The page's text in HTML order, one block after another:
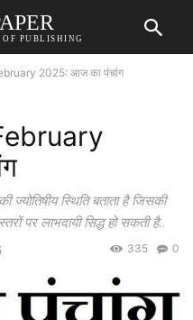
PUBLISHING
2025: आज का पंचांग
स्थिति बताता है जिसकी
पर लाभदायी सिद्ध हो सकती है..
0
335